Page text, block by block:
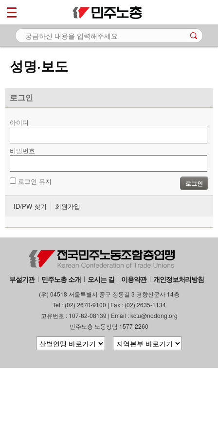
성명·보도
로그인
아이디
비밀번호
로그인 유지 로그인
ID/PW 찾기 회원가입
부설기관 민주노총 소개 오시는 길 이용약관 개인정보처리방침
(우) 04518 서울특별시 중구 정동길 3 경향신문사 14층
Tel : (02) 2670-9100 | Fax : (02) 2635-1134
고유번호 : 107-82-08139 | Email : kctu@nodong.org
민주노총 노동상담 1577-2260
마이페이지
소개
- 공지사항
- 성명·보도
자료
부설기관
업무